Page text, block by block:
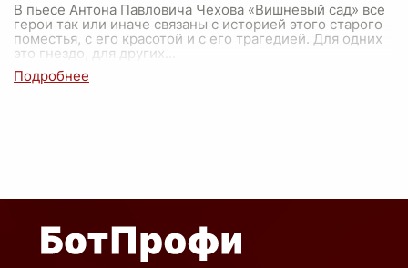
В пьесе Антона Павловича Чехова «Вишневый сад» все
герои так или иначе связаны с историей этого старого
поместья, с его красотой и с его трагедией. Для одних
это гнездо, для других